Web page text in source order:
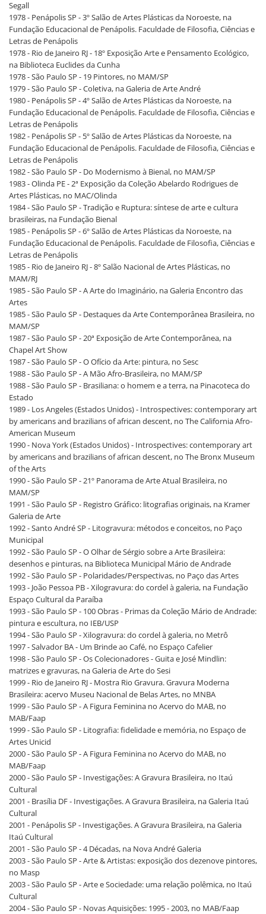
Segall
1978 - Penápolis SP - 3º Salão de Artes Plásticas da Noroeste, na
Fundação Educacional de Penápolis. Faculdade de Filosofia, Ciências e
Letras de Penápolis
1978 - Rio de Janeiro RJ - 18º Exposição Arte e Pensamento Ecológico,
na Biblioteca Euclides da Cunha
1978 - São Paulo SP - 19 Pintores, no MAM/SP
1979 - São Paulo SP - Coletiva, na Galeria de Arte André
1980 - Penápolis SP - 4º Salão de Artes Plásticas da Noroeste, na
Fundação Educacional de Penápolis. Faculdade de Filosofia, Ciências e
Letras de Penápolis
1982 - Penápolis SP - 5º Salão de Artes Plásticas da Noroeste, na
Fundação Educacional de Penápolis. Faculdade de Filosofia, Ciências e
Letras de Penápolis
1982 - São Paulo SP - Do Modernismo à Bienal, no MAM/SP
1983 - Olinda PE - 2ª Exposição da Coleção Abelardo Rodrigues de
Artes Plásticas, no MAC/Olinda
1984 - São Paulo SP - Tradição e Ruptura: síntese de arte e cultura
brasileiras, na Fundação Bienal
1985 - Penápolis SP - 6º Salão de Artes Plásticas da Noroeste, na
Fundação Educacional de Penápolis. Faculdade de Filosofia, Ciências e
Letras de Penápolis
1985 - Rio de Janeiro RJ - 8º Salão Nacional de Artes Plásticas, no
MAM/RJ
1985 - São Paulo SP - A Arte do Imaginário, na Galeria Encontro das
Artes
1985 - São Paulo SP - Destaques da Arte Contemporânea Brasileira, no
MAM/SP
1987 - São Paulo SP - 20ª Exposição de Arte Contemporânea, na
Chapel Art Show
1987 - São Paulo SP - O Ofício da Arte: pintura, no Sesc
1988 - São Paulo SP - A Mão Afro-Brasileira, no MAM/SP
1988 - São Paulo SP - Brasiliana: o homem e a terra, na Pinacoteca do
Estado
1989 - Los Angeles (Estados Unidos) - Introspectives: contemporary art
by americans and brazilians of african descent, no The California Afro-
American Museum
1990 - Nova York (Estados Unidos) - Introspectives: contemporary art
by americans and brazilians of african descent, no The Bronx Museum
of the Arts
1990 - São Paulo SP - 21º Panorama de Arte Atual Brasileira, no
MAM/SP
1991 - São Paulo SP - Registro Gráfico: litografias originais, na Kramer
Galeria de Arte
1992 - Santo André SP - Litogravura: métodos e conceitos, no Paço
Municipal
1992 - São Paulo SP - O Olhar de Sérgio sobre a Arte Brasileira:
desenhos e pinturas, na Biblioteca Municipal Mário de Andrade
1992 - São Paulo SP - Polaridades/Perspectivas, no Paço das Artes
1993 - João Pessoa PB - Xilogravura: do cordel à galeria, na Fundação
Espaço Cultural da Paraíba
1993 - São Paulo SP - 100 Obras - Primas da Coleção Mário de Andrade:
pintura e escultura, no IEB/USP
1994 - São Paulo SP - Xilogravura: do cordel à galeria, no Metrô
1997 - Salvador BA - Um Brinde ao Café, no Espaço Cafelier
1998 - São Paulo SP - Os Colecionadores - Guita e José Mindlin:
matrizes e gravuras, na Galeria de Arte do Sesi
1999 - Rio de Janeiro RJ - Mostra Rio Gravura. Gravura Moderna
Brasileira: acervo Museu Nacional de Belas Artes, no MNBA
1999 - São Paulo SP - A Figura Feminina no Acervo do MAB, no
MAB/Faap
1999 - São Paulo SP - Litografia: fidelidade e memória, no Espaço de
Artes Unicid
2000 - São Paulo SP - A Figura Feminina no Acervo do MAB, no
MAB/Faap
2000 - São Paulo SP - Investigações: A Gravura Brasileira, no Itaú
Cultural
2001 - Brasília DF - Investigações. A Gravura Brasileira, na Galeria Itaú
Cultural
2001 - Penápolis SP - Investigações. A Gravura Brasileira, na Galeria
Itaú Cultural
2001 - São Paulo SP - 4 Décadas, na Nova André Galeria
2003 - São Paulo SP - Arte & Artistas: exposição dos dezenove pintores,
no Masp
2003 - São Paulo SP - Arte e Sociedade: uma relação polêmica, no Itaú
Cultural
2004 - São Paulo SP - Novas Aquisições: 1995 - 2003, no MAB/Faap